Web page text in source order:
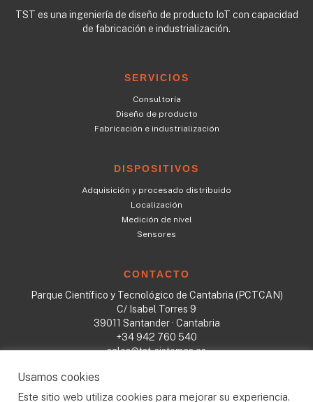
TST es una ingeniería de diseño de producto IoT con capacidad
de fabricación e industrialización.
SERVICIOS
Consultoría
Diseño de producto
Fabricación e industrialización
DISPOSITIVOS
Adquisición y procesado distribuido
Localización
Medición de nivel
Sensores
CONTACTO
Parque Científico y Tecnológico de Cantabria (PCTCAN)
C/ Isabel Torres 9
39011 Santander · Cantabria
+34 942 760 540
sales@tst-sistemas.es
Usamos cookies
Este sitio web utiliza cookies para mejorar su experiencia.